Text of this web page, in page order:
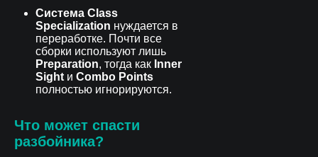
Система Class
Specialization нуждается в
переработке. Почти все
сборки используют лишь
Preparation, тогда как Inner
Sight и Combo Points
полностью игнорируются.
Что может спасти
разбойника?